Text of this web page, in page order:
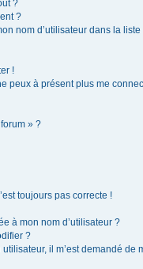
?
?
nom d’utilisateur dans la liste
!
peux à présent plus me
» ?
toujours pas correcte !
à mon nom d’utilisateur ?
?
il m’est demandé de